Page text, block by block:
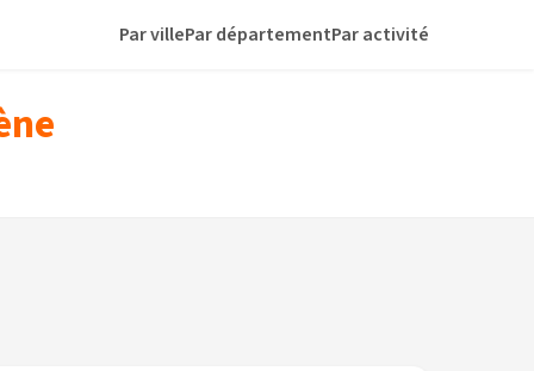
Par villePar départementPar activité